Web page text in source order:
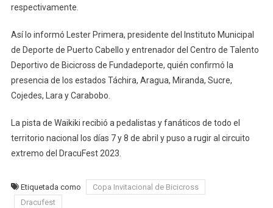
Invitacional
De
Bicicross
respectivamente.
Así lo informó Lester Primera, presidente del Instituto Municipal
de Deporte de Puerto Cabello y entrenador del Centro de Talento
Deportivo de Bicicross de Fundadeporte, quién confirmó la
presencia de los estados Táchira, Aragua, Miranda, Sucre,
Cojedes, Lara y Carabobo.
La pista de Waikiki recibió a pedalistas y fanáticos de todo el
territorio nacional los días 7 y 8 de abril y puso a rugir al circuito
extremo del DracuFest 2023.
Etiquetada como
Copa Invitacional de Bicicross
Dracufest